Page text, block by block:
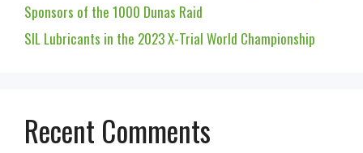
Sponsors of the 1000 Dunas Raid
SIL Lubricants in the 2023 X-Trial World Championship
Recent Comments